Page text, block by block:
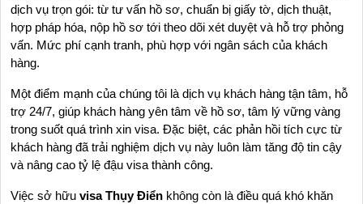
dịch vụ trọn gói: từ tư vấn hồ sơ, chuẩn bị giấy tờ, dịch thuật,
hợp pháp hóa, nộp hồ sơ tới theo dõi xét duyệt và hỗ trợ phỏng
vấn. Mức phí cạnh tranh, phù hợp với ngân sách của khách
hàng.
Một điểm mạnh của chúng tôi là dịch vụ khách hàng tận tâm, hỗ
trợ 24/7, giúp khách hàng yên tâm về hồ sơ, tâm lý vững vàng
trong suốt quá trình xin visa. Đặc biệt, các phản hồi tích cực từ
khách hàng đã trải nghiệm dịch vụ này luôn làm tăng độ tin cậy
và nâng cao tỷ lệ đậu visa thành công.
Việc sở hữu visa Thụy Điển không còn là điều quá khó khăn